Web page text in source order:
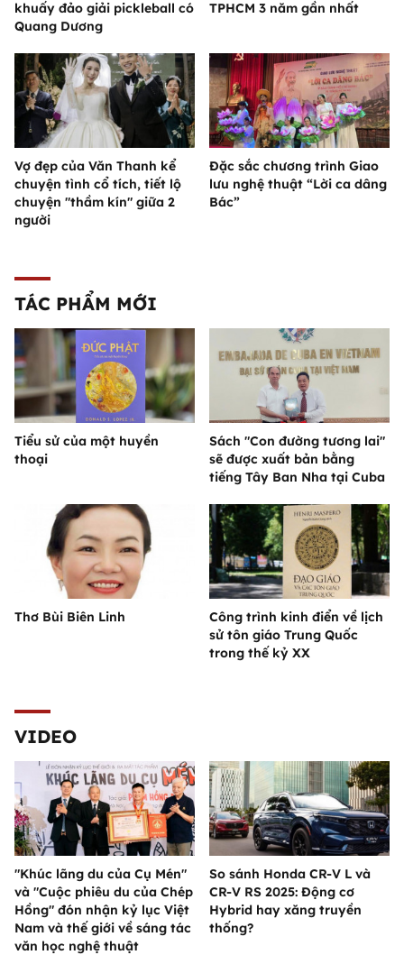
khuấy đảo giải pickleball có
Quang Dương
TPHCM 3 năm gần nhất
Vợ đẹp của Văn Thanh kể
chuyện tình cổ tích, tiết lộ
chuyện "thầm kín" giữa 2
người
Đặc sắc chương trình Giao
lưu nghệ thuật “Lời ca dâng
Bác”
TÁC PHẨM MỚI
Tiểu sử của một huyền
thoại
Sách "Con đường tương lai"
sẽ được xuất bản bằng
tiếng Tây Ban Nha tại Cuba
Thơ Bùi Biên Linh
Công trình kinh điển về lịch
sử tôn giáo Trung Quốc
trong thế kỷ XX
VIDEO
"Khúc lãng du của Cụ Mén"
và "Cuộc phiêu du của Chép
Hồng" đón nhận kỷ lục Việt
Nam và thế giới về sáng tác
văn học nghệ thuật
So sánh Honda CR-V L và
CR-V RS 2025: Động cơ
Hybrid hay xăng truyền
thống?